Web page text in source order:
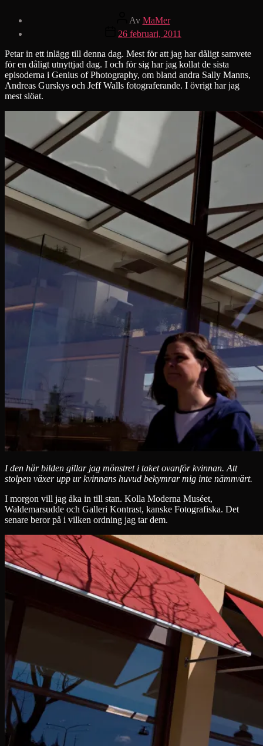
Inläggsförfattare
Av MaMer
Inläggsdatum
26 februari, 2011
Petar in ett inlägg till denna dag. Mest för att jag har dåligt samvete
för en dåligt utnyttjad dag. I och för sig har jag kollat de sista
episoderna i Genius of Photography, om bland andra Sally Manns,
Andreas Gurskys och Jeff Walls fotograferande. I övrigt har jag
mest slöat.
I den här bilden gillar jag mönstret i taket ovanför kvinnan. Att
stolpen växer upp ur kvinnans huvud bekymrar mig inte nämnvärt.
I morgon vill jag åka in till stan. Kolla Moderna Muséet,
Waldemarsudde och Galleri Kontrast, kanske Fotografiska. Det
senare beror på i vilken ordning jag tar dem.